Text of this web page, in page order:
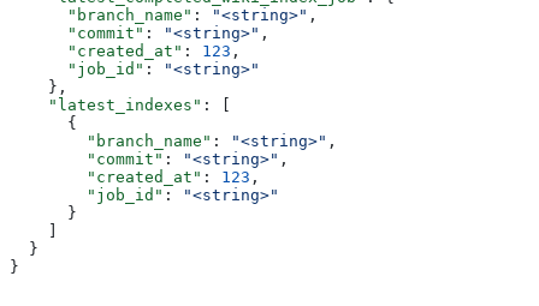
      "branch_name"
: "<string>" ,
      "commit"
: "<string>" ,
      "created_at"
: 123 ,
      "job_id"
:
"<string>"
    },
    "latest_indexes"
: [
      {
        "branch_name"
: "<string>" ,
        "commit"
: "<string>" ,
        "created_at"
: 123 ,
        "job_id"
:
"<string>"
      }
    ]
  }
}